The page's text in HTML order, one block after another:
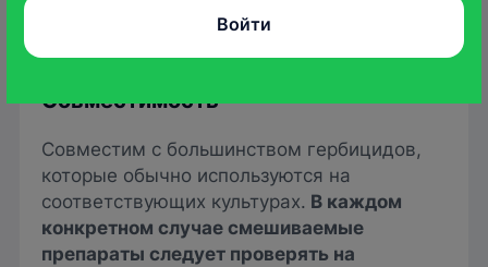
Совместимость
Совместим с большинством гербицидов,
которые обычно используются на
соответствующих культурах. В каждом
конкретном случае смешиваемые
препараты следует проверять на
Войти